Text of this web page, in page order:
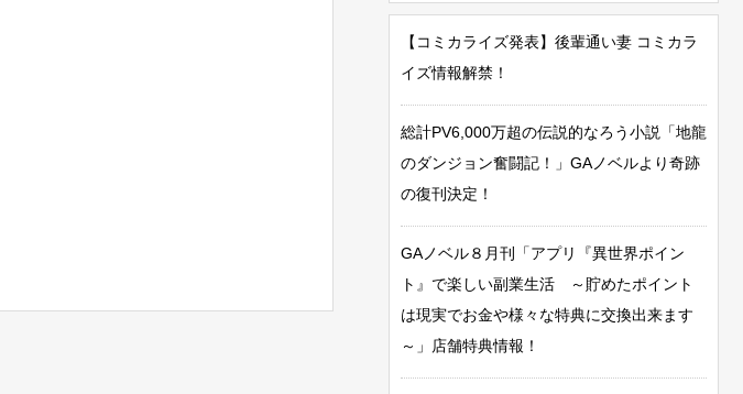
【コミカライズ発表】後輩通い妻 コミカラ
イズ情報解禁！
総計PV6,000万超の伝説的なろう小説「地龍
のダンジョン奮闘記！」GAノベルより奇跡
の復刊決定！
GAノベル８月刊「アプリ『異世界ポイン
ト』で楽しい副業生活 ～貯めたポイント
は現実でお金や様々な特典に交換出来ます
～」店舗特典情報！